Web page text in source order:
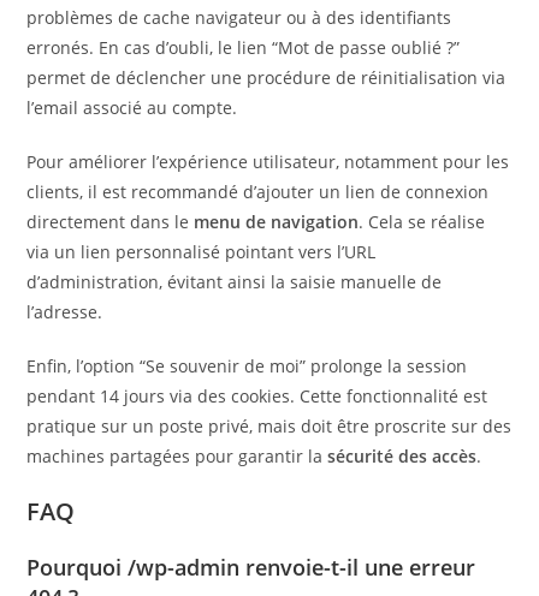
problèmes de cache navigateur ou à des identifiants
erronés. En cas d’oubli, le lien “Mot de passe oublié ?”
permet de déclencher une procédure de réinitialisation via
l’email associé au compte.
Pour améliorer l’expérience utilisateur, notamment pour les
clients, il est recommandé d’ajouter un lien de connexion
directement dans le menu de navigation. Cela se réalise
via un lien personnalisé pointant vers l’URL
d’administration, évitant ainsi la saisie manuelle de
l’adresse.
Enfin, l’option “Se souvenir de moi” prolonge la session
pendant 14 jours via des cookies. Cette fonctionnalité est
pratique sur un poste privé, mais doit être proscrite sur des
machines partagées pour garantir lasécurité des accès.
FAQ
Pourquoi /wp-admin renvoie-t-il une erreur